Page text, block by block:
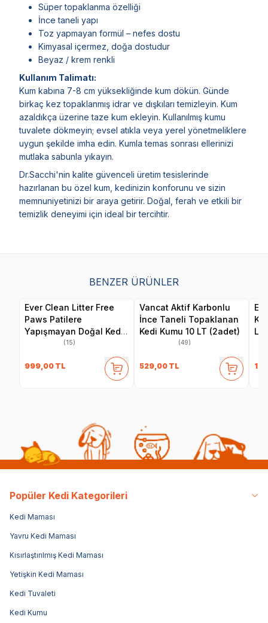
Süper topaklanma özelliği
İnce taneli yapı
Toz yapmayan formül – nefes dostu
Kimyasal içermez, doğa dostudur
Beyaz / krem renkli
Kullanım Talimatı:
Kum kabına 7-8 cm yüksekliğinde kum dökün. Günde
birkaç kez topaklanmış idrar ve dışkıları temizleyin. Kum
azaldıkça üzerine taze kum ekleyin. Kullanılmış kumu
tuvalete dökmeyin; evsel atıkla veya yerel yönetmeliklere
uygun şekilde imha edin. Kumla temas sonrası ellerinizi
mutlaka sabunla yıkayın.
Dr.Sacchi'nin kalite güvenceli üretim tesislerinde
hazırlanan bu özel kum, kedinizin konforunu ve sizin
memnuniyetinizi bir araya getirir. Doğal, ferah ve etkili bir
temizlik deneyimi için ideal bir tercihtir.
BENZER ÜRÜNLER
Ever Clean Litter Free
Paws Patilere
Yapışmayan Doğal Kedi
Kumu 10 LT
(15)
999,00 TL
Vancat Aktif Karbonlu
İnce Taneli Topaklanan
Kedi Kumu 10 LT (2adet)
(49)
529,00 TL
Popüler Kedi Kategorileri
Kedi Maması
Yavru Kedi Maması
Kısırlaştırılmış Kedi Maması
Yetişkin Kedi Maması
Kedi Tuvaleti
Kedi Kumu